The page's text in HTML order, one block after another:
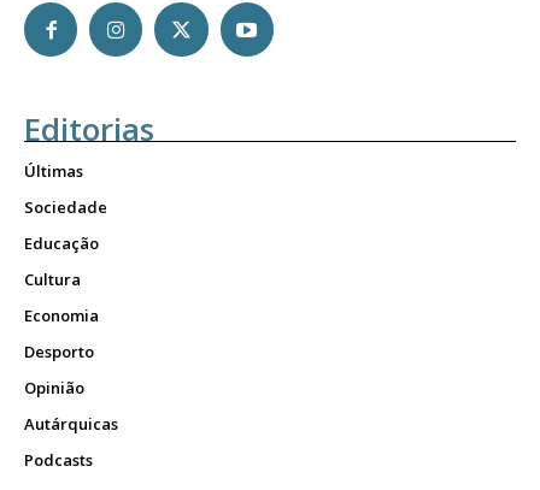
Editorias
Últimas
Sociedade
Educação
Cultura
Economia
Desporto
Opinião
Autárquicas
Podcasts